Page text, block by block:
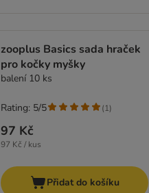
zooplus Basics sada hraček
pro kočky myšky
balení 10 ks
97 Kč
97 Kč / kus
Rating: 5/5 (1)
Přidat do košíku